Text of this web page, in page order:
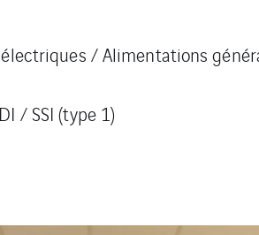
électriques / Alimentations
/ SSI (type 1)